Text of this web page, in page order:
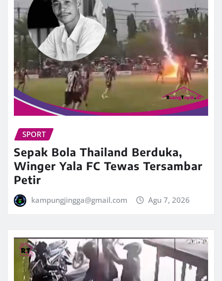
SPORT
Sepak Bola Thailand Berduka,
Winger Yala FC Tewas Tersambar
Petir
kampungjingga@gmail.com Agu 7, 2026